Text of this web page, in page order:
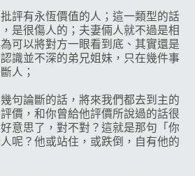
評有永恆價值的人；這一類型的話
是很傷人的；夫妻倆人就不過是相
可以將對方一眼看到底、其實還是
識並不深的弟兄姐妹，只在幾件事
人；
句論斷的話，將來我們都去到主的
價，和你曾給他評價所說過的話很
意思了，對不對？這就是那句「你
呢？他或站住，或跌倒，自有他的